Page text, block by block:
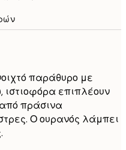
παράθυρο με
ιστιοφόρα επιπλέουν
πράσινα
Ο ουρανός λάμπει